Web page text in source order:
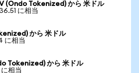
(Ondo Tokenized) から 米ドル
に相当
から 米ドル
に相当
Tokenized) から 米ドル
相当